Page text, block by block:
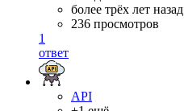
более трёх лет назад
236 просмотров
1
ответ
API